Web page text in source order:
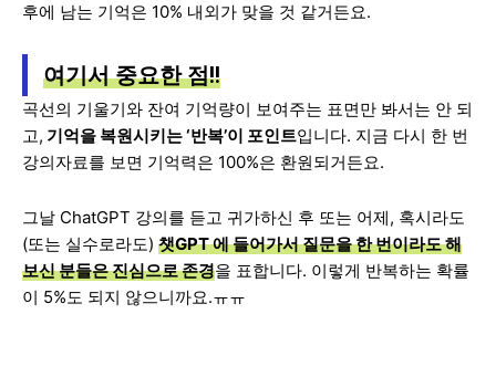
후에 남는 기억은 10% 내외가 맞을 것 같거든요.
여기서 중요한 점!!
곡선의 기울기와 잔여 기억량이 보여주는 표면만 봐서는 안 되
고, 기억을 복원시키는 ‘반복’이 포인트입니다. 지금 다시 한 번
강의자료를 보면 기억력은 100%은 환원되거든요.
그날 ChatGPT 강의를 듣고 귀가하신 후 또는 어제, 혹시라도
(또는 실수로라도) 챗GPT 에 들어가서 질문을 한 번이라도 해
보신 분들은 진심으로 존경을 표합니다. 이렇게 반복하는 확률
이 5%도 되지 않으니까요.ㅠㅠ